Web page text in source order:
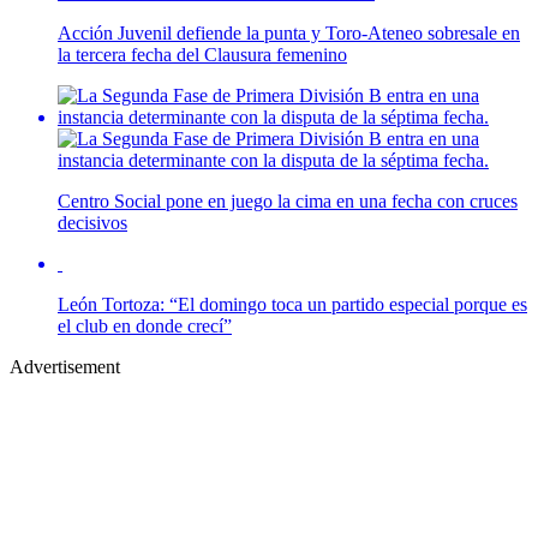
Acción Juvenil defiende la punta y Toro-Ateneo sobresale en
la tercera fecha del Clausura femenino
Centro Social pone en juego la cima en una fecha con cruces
decisivos
León Tortoza: “El domingo toca un partido especial porque es
el club en donde crecí”
Advertisement